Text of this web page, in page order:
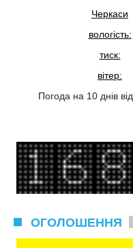
Черкаси
вологість:
тиск:
вітер:
Погода на 10 днів від
ОГОЛОШЕННЯ